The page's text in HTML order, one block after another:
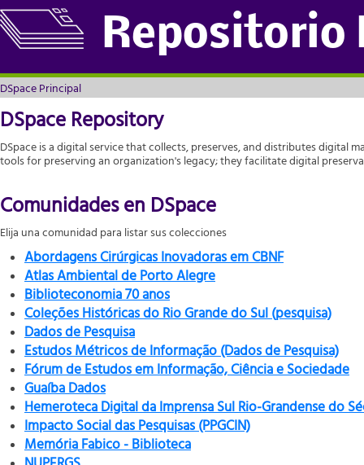
Repositorio
DSpace Principal
DSpace Principal
DSpace Repository
DSpace is a digital service that collects, preserves, and distributes digital
tools for preserving an organization's legacy; they facilitate digital
Comunidades en DSpace
Elija una comunidad para listar sus colecciones
Abordagens Cirúrgicas Inovadoras em CBNF
Atlas Ambiental de Porto Alegre
Biblioteconomia 70 anos
Coleções Históricas do Rio Grande do Sul (pesquisa)
Dados de Pesquisa
Estudos Métricos de Informação (Dados de Pesquisa)
Fórum de Estudos em Informação, Ciência e Sociedade
Guaíba Dados
Hemeroteca Digital da Imprensa Sul Rio-Grandense do
Impacto Social das Pesquisas (PPGCIN)
Memória Fabico - Biblioteca